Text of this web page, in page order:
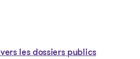
les dossiers publics